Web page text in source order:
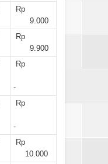
Rp
9.000
Rp
9.900
Rp
-
Rp
-
Rp
10.000